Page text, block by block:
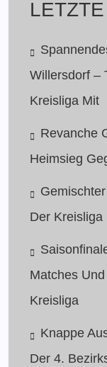
Willersdorf –
Kreisliga Mit
Revanche
Heimsieg
Der Kreisliga
Matches
Kreisliga
Knappe
Der 4.